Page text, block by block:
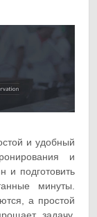
и удобный
и
и подготовить
минуты.
а простой
задачу.